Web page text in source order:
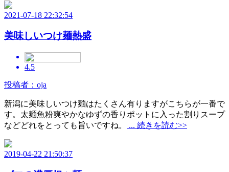
2021-07-18 22:32:54
美味しいつけ麺熱盛
4.5
投稿者：oja
新潟に美味しいつけ麺はたくさん有りますがこちらが一番で
す。太麺魚粉爽やかなゆずの香りポットに入った割りスープ
などどれをとっても旨いですね。
... 続きを読む>>
2019-04-22 21:50:37